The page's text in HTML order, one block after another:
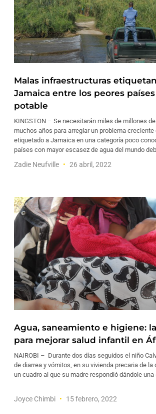
Malas infraestructuras
Jamaica entre los peores
potable
KINGSTON – Se necesitarán miles de millones
muchos años para arreglar un problema creciente
etiquetado a Jamaica en una categoría poco
países con mayor escasez de agua del mundo
Zadie Neufville 26 abril, 2022
Agua, saneamiento e higiene:
para mejorar salud infantil en
NAIROBI – Durante dos días seguidos el niño
de diarrea y vómitos, en su vivienda precaria de la
un cuadro al que su madre respondió dándole
Joyce Chimbi 15 febrero, 2022